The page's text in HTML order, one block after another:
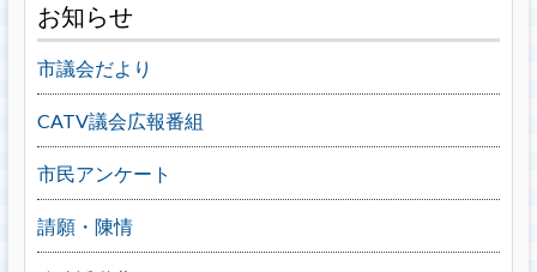
お知らせ
市議会だより
CATV議会広報番組
市民アンケート
請願・陳情